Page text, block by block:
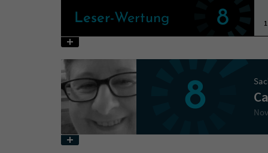
Leser-Wertung 8
1
8